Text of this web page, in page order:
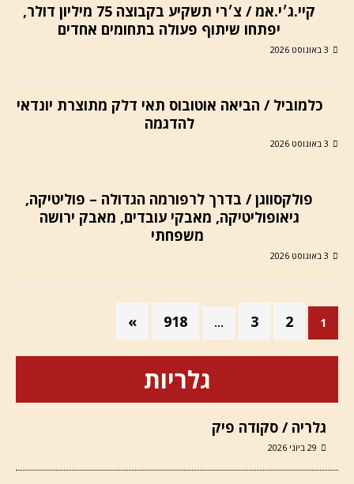
קיי.ג׳י.אמ / צ׳רי תשקיע בקבוצה 75 מיליון דולר,
יפתחו שיתוף פעולה בתחומים אחדים
3 באוגוסט 2026
כלמוביל / הביאה אוטובוס תאי דלק מתוצרת יונדאי
להדגמה
3 באוגוסט 2026
פולקסווגן / בדרך לרפורמה הגדולה – פוליטיקה,
גיאופוליטיקה, מאבקי עובדים, מאבק ירושה
משפחתי
3 באוגוסט 2026
1
2
3
…
918
»
גלריות
גלריה / סקודה פיק
29 ביוני 2026